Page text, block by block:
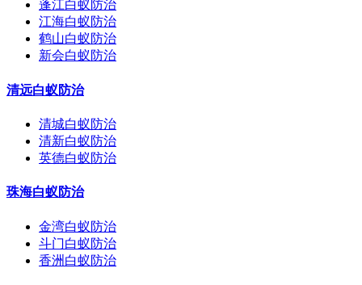
蓬江白蚁防治
江海白蚁防治
鹤山白蚁防治
新会白蚁防治
清远白蚁防治
清城白蚁防治
清新白蚁防治
英德白蚁防治
珠海白蚁防治
金湾白蚁防治
斗门白蚁防治
香洲白蚁防治